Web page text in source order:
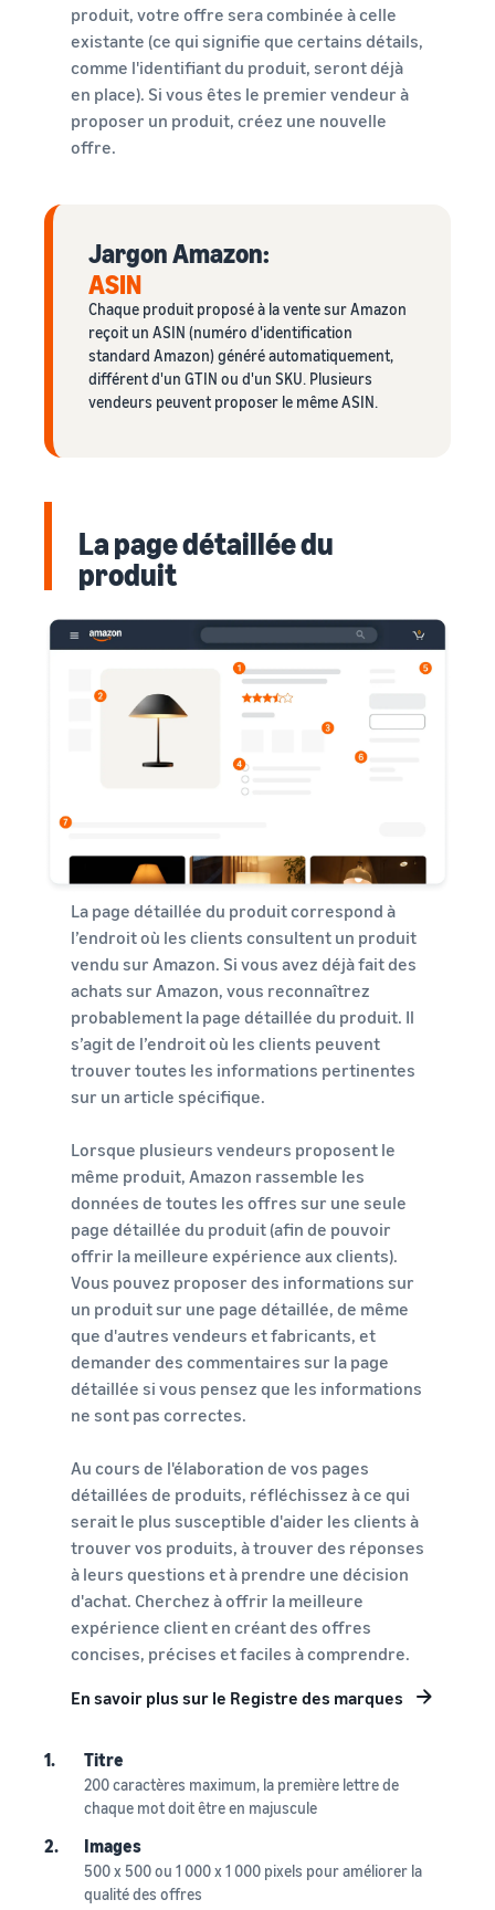
produit, votre offre sera combinée à celle
existante (ce qui signifie que certains détails,
comme l'identifiant du produit, seront déjà
en place). Si vous êtes le premier vendeur à
proposer un produit, créez une nouvelle
offre.
Jargon Amazon:
ASIN
Chaque produit proposé à la vente sur Amazon
reçoit un ASIN (numéro d'identification
standard Amazon) généré automatiquement,
différent d'un GTIN ou d'un SKU. Plusieurs
vendeurs peuvent proposer le même ASIN.
La page détaillée du
produit
La page détaillée du produit correspond à
l’endroit où les clients consultent un produit
vendu sur Amazon. Si vous avez déjà fait des
achats sur Amazon, vous reconnaîtrez
probablement la page détaillée du produit. Il
s’agit de l’endroit où les clients peuvent
trouver toutes les informations pertinentes
sur un article spécifique.
Lorsque plusieurs vendeurs proposent le
même produit, Amazon rassemble les
données de toutes les offres sur une seule
page détaillée du produit (afin de pouvoir
offrir la meilleure expérience aux clients).
Vous pouvez proposer des informations sur
un produit sur une page détaillée, de même
que d'autres vendeurs et fabricants, et
demander des commentaires sur la page
détaillée si vous pensez que les informations
ne sont pas correctes.
Au cours de l'élaboration de vos pages
détaillées de produits, réfléchissez à ce qui
serait le plus susceptible d'aider les clients à
trouver vos produits, à trouver des réponses
à leurs questions et à prendre une décision
d'achat. Cherchez à offrir la meilleure
expérience client en créant des offres
concises, précises et faciles à comprendre.
En savoir plus sur le Registre des marques
1. Titre
200 caractères maximum, la première lettre de
chaque mot doit être en majuscule
2. Images
500 x 500 ou 1 000 x 1 000 pixels pour améliorer la
qualité des offres